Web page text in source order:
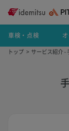
車検・点検
トップ サービス紹介 -